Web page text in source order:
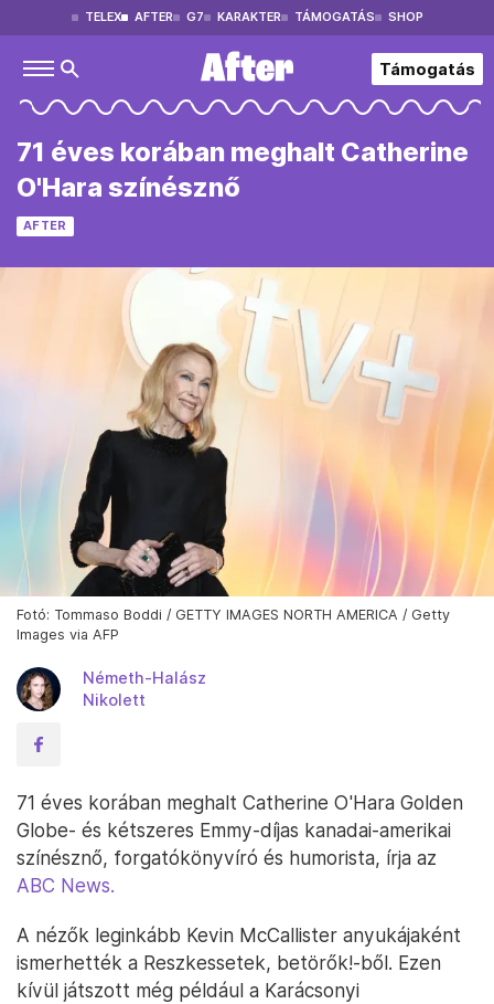
TELEX AFTER G7 KARAKTER TÁMOGATÁS SHOP
Támogatás
71 éves korában meghalt Catherine
O'Hara színésznő
AFTER
Fotó: Tommaso Boddi / GETTY IMAGES NORTH AMERICA / Getty
Images via AFP
Németh-Halász
Nikolett
71 éves korában meghalt Catherine O'Hara Golden
Globe- és kétszeres Emmy-díjas kanadai-amerikai
színésznő, forgatókönyvíró és humorista, írja az
ABC News.
A nézők leginkább Kevin McCallister anyukájaként
ismerhették a Reszkessetek, betörők!-ből. Ezen
kívül játszott még például a Karácsonyi